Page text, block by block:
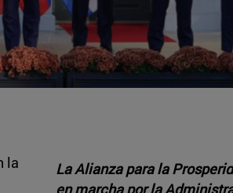
la
La Alianza para la
en marcha por la